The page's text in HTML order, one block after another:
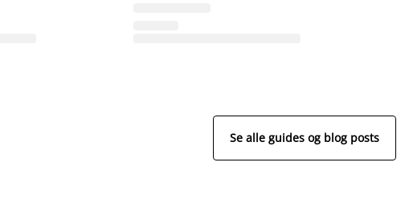
Se alle guides og blog posts